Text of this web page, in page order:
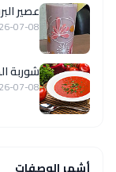
عصير
07-08
شوربة
07-08